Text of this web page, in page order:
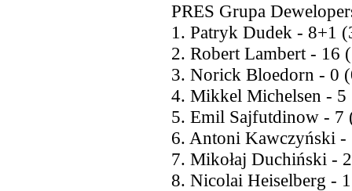
PRES Grupa
1. Patryk Dudek - 8+1
2. Robert Lambert - 16
3. Norick Bloedorn - 0
4. Mikkel Michelsen - 5
5. Emil Sajfutdinow - 7
6. Antoni Kawczyński -
7. Mikołaj Duchiński -
8. Nicolai Heiselberg -